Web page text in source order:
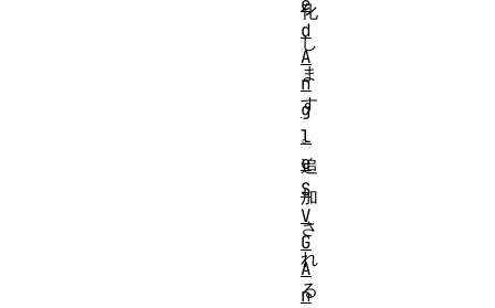
化
し
ま
す
。
追
加
さ
れ
る
d
A
n
g
l
e
S
V
G
A
n